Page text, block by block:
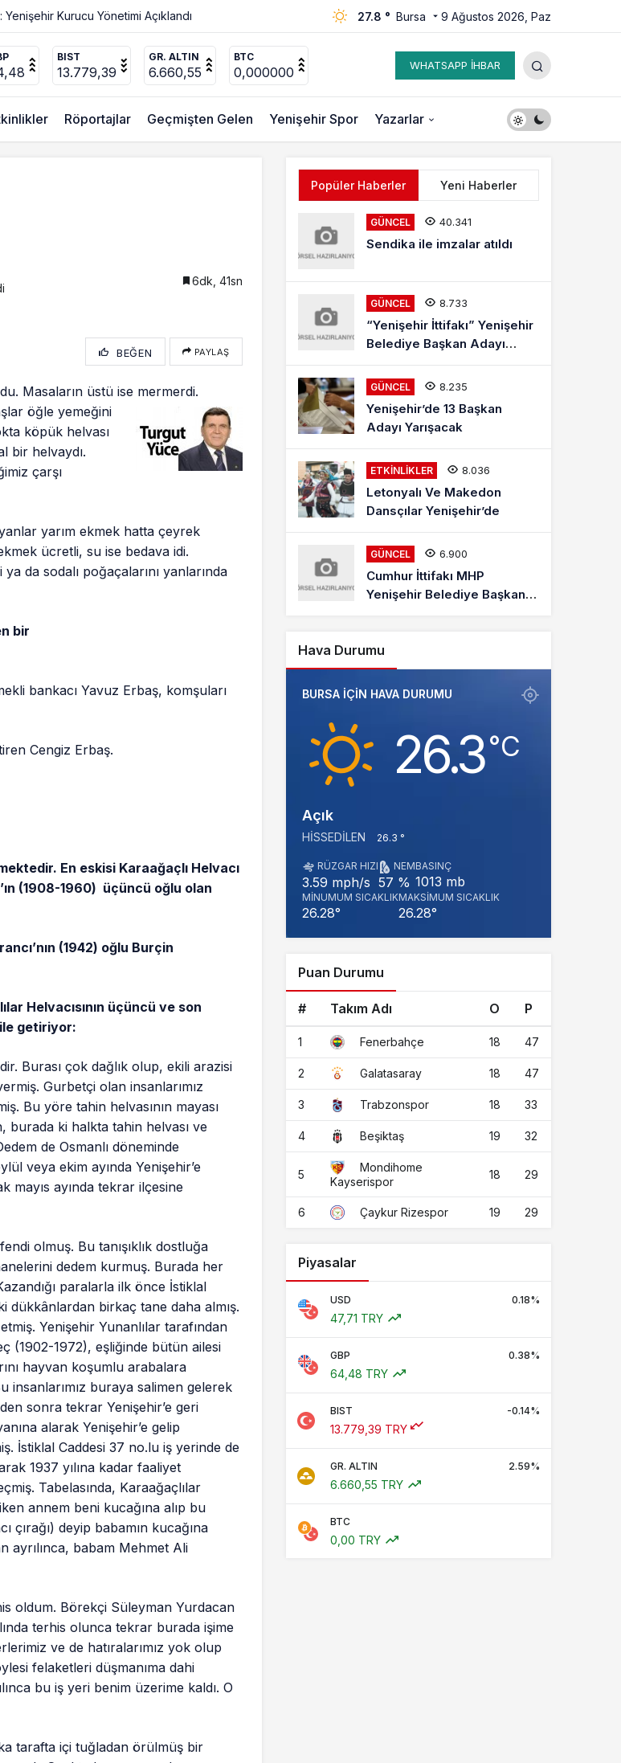
27.8 ° Bursa 9 Ağustos 2026, Paz
BIST
13.779,39
GR. ALTIN
6.660,55
BTC
0,000000 WHATSAPP İHBAR
Röportajlar Geçmişten Gelen Yenişehir Spor Yazarlar
6dk, 41sn
BEĞEN PAYLAŞ
Masaların üstüise mermerdi.
öğle yemeğini
köpük helvası
bir helvaydı.
çarşı
yarım ekmek hatta çeyrek
ücretli, su ise bedava idi.
da sodalı poğaçalarını yanlarında
bir
bankacı Yavuz Erbaş, komşuları
Cengiz Erbaş.
En eskisi Karaağaçlı Helvacı
(1908-1960) üçüncü oğlu olan
(1942) oğlu Burçin
Helvacısının üçüncü ve son
getiriyor:
Burası çok dağlık olup, ekili arazisi
Gurbetçi olan insanlarımız
Bu yöre tahin helvasının mayası
ki halkta tahin helvası ve
de Osmanlı döneminde
veya ekim ayında Yenişehir’e
mayıs ayında tekrar ilçesine
olmuş. Bu tanışıklık dostluğa
dedem kurmuş. Burada her
paralarla ilk önce İstiklal
dükkânlardan birkaç tane daha almış.
Yenişehir Yunanlılar tarafından
(1902-1972), eşliğinde bütün ailesi
hayvan koşumlu arabalara
insanlarımız buraya salimen gelerek
sonra tekrar Yenişehir’e geri
alarak Yenişehir’e gelip
İstiklal Caddesi 37 no.lu iş yerinde de
1937 yılına kadar faaliyet
Tabelasında, Karaağaçlılar
annem beni kucağına alıp bu
çırağı) deyip babamın kucağına
ayrılınca, babam Mehmet Ali
oldum. Börekçi Süleyman Yurdacan
terhis olunca tekrar burada işime
ve de hatıralarımız yok olup
felaketleri düşmanıma dahi
bu iş yeri benim üzerime kaldı. O
tarafta içi tuğladan örülmüş bir
Popüler Haberler Yeni Haberler
GÜNCEL 40.341
Sendika ile imzalar atıldı
GÜNCEL 8.733
“Yenişehir İttifakı” Yenişehir
Belediye Başkan Adayı
Mehmet Kaya Röportajı
GÜNCEL 8.235
Yenişehir’de 13 Başkan
Adayı Yarışacak
ETKINLIKLER 8.036
Letonyalı Ve Makedon
Dansçılar Yenişehir’de
GÜNCEL 6.900
Cumhur İttifakı MHP
Yenişehir Belediye Başkan
Hava Durumu
BURSA IÇIN HAVA DURUMU
26.3‎°C
Açık
HISSEDILEN 26.3 °
RÜZGAR HIZI
3.59 mph/s
NEM
57 %
BASINÇ
1013 mb
MINUMUM SICAKLIK
26.28°
MAKSIMUM SICAKLIK
26.28°
Puan Durumu
# Takım Adı O P
1 Fenerbahçe 18 47
2 Galatasaray 18 47
3 Trabzonspor 18 33
4 Beşiktaş 19 32
5
Mondihome
Kayserispor
18 29
6 Çaykur Rizespor 19 29
Piyasalar
USD 0.18%
47,71 TRY
GBP 0.38%
64,48 TRY
BIST -0.14%
13.779,39 TRY
GR. ALTIN 2.59%
6.660,55 TRY
BTC
0,00 TRY